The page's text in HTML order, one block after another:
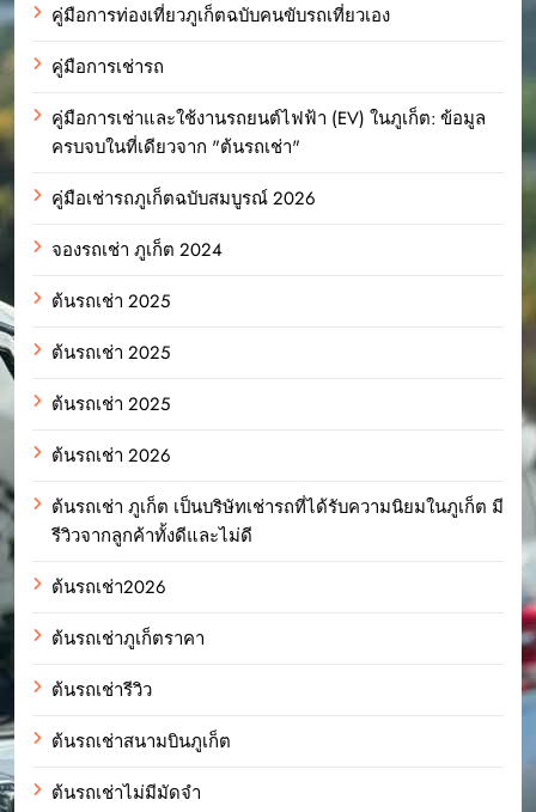
คู่มือการท่องเที่ยวภูเก็ตฉบับคนขับรถเที่ยวเอง
คู่มือการเช่ารถ
คู่มือการเช่าและใช้งานรถยนต์ไฟฟ้า (EV) ในภูเก็ต: ข้อมูล
ครบจบในที่เดียวจาก "ต้นรถเช่า"
คู่มือเช่ารถภูเก็ตฉบับสมบูรณ์ 2026
จองรถเช่า ภูเก็ต 2024
ต้นรถเช่า 2025
ต้นรถเช่า 2025
ต้นรถเช่า 2025
ต้นรถเช่า 2026
ต้นรถเช่า ภูเก็ต เป็นบริษัทเช่ารถที่ได้รับความนิยมในภูเก็ต มี
รีวิวจากลูกค้าทั้งดีและไม่ดี
ต้นรถเช่า2026
ต้นรถเช่าภูเก็ตราคา
ต้นรถเช่ารีวิว
ต้นรถเช่าสนามบินภูเก็ต
ต้นรถเช่าไม่มีมัดจำ